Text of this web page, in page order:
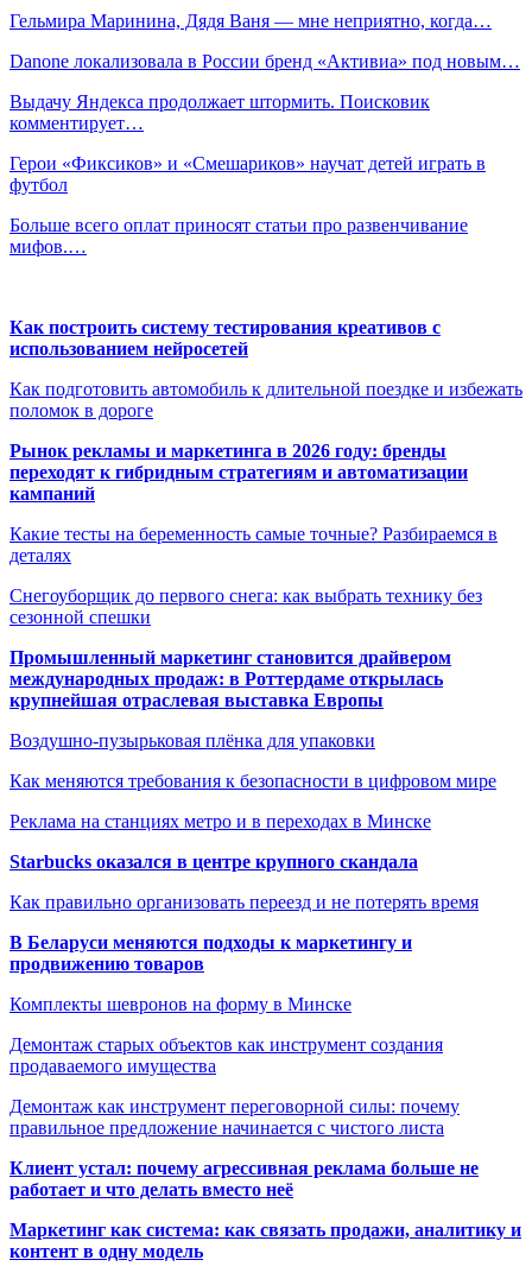
Гельмира Маринина, Дядя Ваня — мне неприятно, когда…
Danone локализовала в России бренд «Активиа» под новым…
Выдачу Яндекса продолжает штормить. Поисковик
комментирует…
Герои «Фиксиков» и «Смешариков» научат детей играть в
футбол
Больше всего оплат приносят статьи про развенчивание
мифов.…
Как построить систему тестирования креативов с
использованием нейросетей
Как подготовить автомобиль к длительной поездке и избежать
поломок в дороге
Рынок рекламы и маркетинга в 2026 году: бренды
переходят к гибридным стратегиям и автоматизации
кампаний
Какие тесты на беременность самые точные? Разбираемся в
деталях
Снегоуборщик до первого снега: как выбрать технику без
сезонной спешки
Промышленный маркетинг становится драйвером
международных продаж: в Роттердаме открылась
крупнейшая отраслевая выставка Европы
Воздушно-пузырьковая плёнка для упаковки
Как меняются требования к безопасности в цифровом мире
Реклама на станциях метро и в переходах в Минске
Starbucks оказался в центре крупного скандала
Как правильно организовать переезд и не потерять время
В Беларуси меняются подходы к маркетингу и
продвижению товаров
Комплекты шевронов на форму в Минске
Демонтаж старых объектов как инструмент создания
продаваемого имущества
Демонтаж как инструмент переговорной силы: почему
правильное предложение начинается с чистого листа
Клиент устал: почему агрессивная реклама больше не
работает и что делать вместо неё
Маркетинг как система: как связать продажи, аналитику и
контент в одну модель